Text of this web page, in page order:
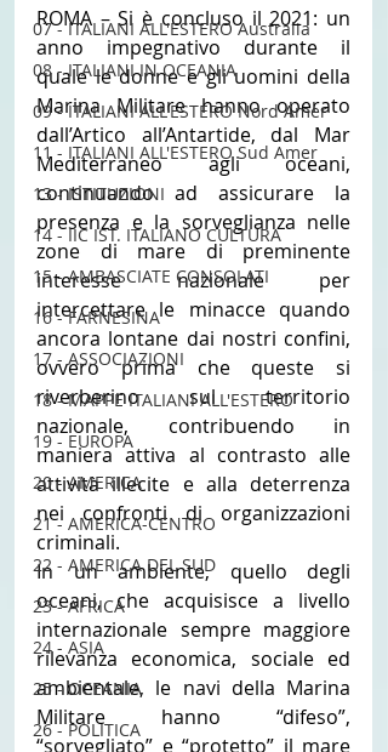
07 - ITALIANI ALL'ESTERO Australia
08 - ITALIANI IN OCEANIA
09 - ITALIANI ALL'ESTERO Nord Amer
11 - ITALIANI ALL'ESTERO Sud Amer
13 - ISTITUZIONI
14 - IIC IST. ITALIANO CULTURA
15 - AMBASCIATE CONSOLATI
16 - FARNESINA
17 - ASSOCIAZIONI
18 - MAPPE ITALIANI ALL'ESTERO
19 - EUROPA
20 - AMERICA
21 - AMERICA-CENTRO
22 - AMERICA DEL SUD
23 - AFRICA
24 - ASIA
25 - OCEANIA
26 - POLITICA
ROMA – Si è concluso il 2021: un
anno impegnativo durante il
quale le donne e gli uomini della
Marina Militare hanno operato
dall’Artico all’Antartide, dal Mar
Mediterraneo agli oceani,
continuando ad assicurare la
presenza e la sorveglianza nelle
zone di mare di preminente
interesse nazionale per
intercettare le minacce quando
ancora lontane dai nostri confini,
ovvero prima che queste si
riverberino sul territorio
nazionale, contribuendo in
maniera attiva al contrasto alle
attività illecite e alla deterrenza
nei confronti di organizzazioni
criminali.
In un ambiente, quello degli
oceani, che acquisisce a livello
internazionale sempre maggiore
rilevanza economica, sociale ed
ambientale, le navi della Marina
Militare hanno “difeso”,
“sorvegliato” e “protetto” il mare